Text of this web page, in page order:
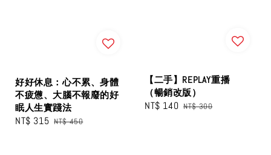
好好休息：心不累、身體
不疲憊、大腦不報廢的好
眠人生實踐法
Sale
NT$ 315 Regular
NT$ 450
【二手】REPLAY重播
（暢銷改版）
Sale
NT$ 140 Regular
NT$ 300